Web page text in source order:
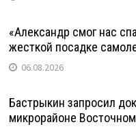
«Александр смог нас
жесткой посадке
06.08.2026
Бастрыкин запросил
микрорайоне